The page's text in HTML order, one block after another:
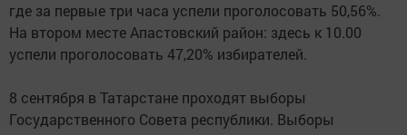
где за первые три часа успели проголосовать 50,56%.
На втором месте Апастовский район: здесь к 10.00
успели проголосовать 47,20% избирателей.
8 сентября в Татарстане проходят выборы
Государственного Совета республики. Выборы